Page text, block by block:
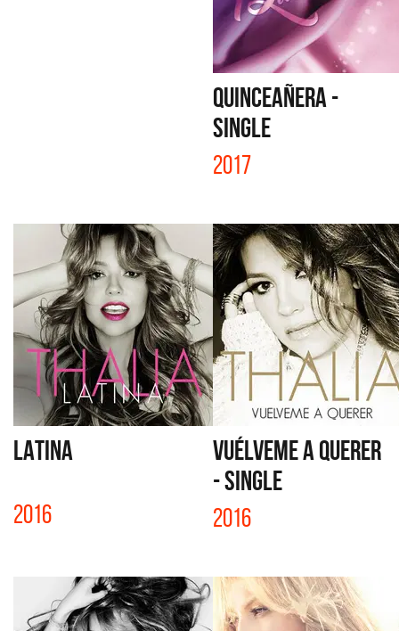
QUINCEAÑERA -
SINGLE
2017
LATINA
2016
VUÉLVEME A QUERER
- SINGLE
2016